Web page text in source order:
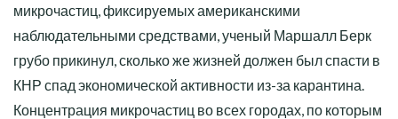
микрочастиц, фиксируемых американскими
наблюдательными средствами, ученый Маршалл Берк
грубо прикинул, сколько же жизней должен был спасти в
КНР спад экономической активности из-за карантина.
Концентрация микрочастиц во всех городах, по которым